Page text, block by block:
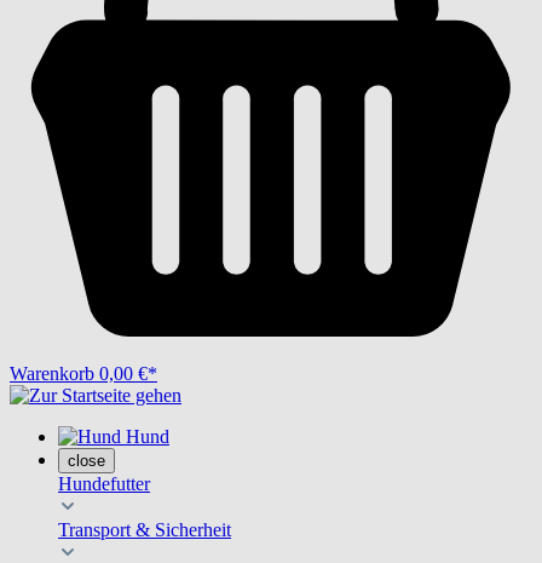
Warenkorb 0,00 €*
Hund
close
Hundefutter
Transport & Sicherheit